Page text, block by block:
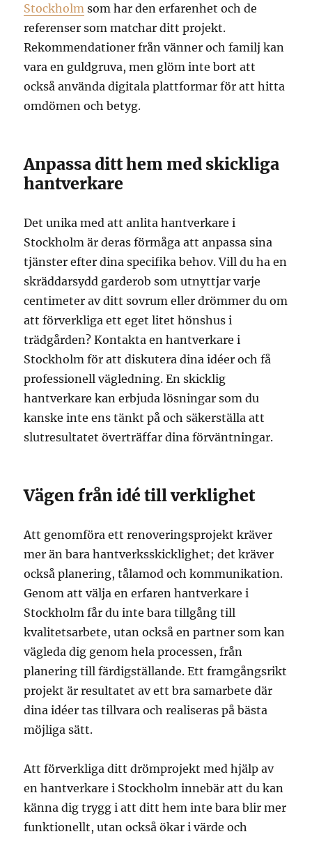
Stockholm som har den erfarenhet och de
referenser som matchar ditt projekt.
Rekommendationer från vänner och familj kan
vara en guldgruva, men glöm inte bort att
också använda digitala plattformar för att hitta
omdömen och betyg.
Anpassa ditt hem med skickliga
hantverkare
Det unika med att anlita hantverkare i
Stockholm är deras förmåga att anpassa sina
tjänster efter dina specifika behov. Vill du ha en
skräddarsydd garderob som utnyttjar varje
centimeter av ditt sovrum eller drömmer du om
att förverkliga ett eget litet hönshus i
trädgården? Kontakta en hantverkare i
Stockholm för att diskutera dina idéer och få
professionell vägledning. En skicklig
hantverkare kan erbjuda lösningar som du
kanske inte ens tänkt på och säkerställa att
slutresultatet överträffar dina förväntningar.
Vägen från idé till verklighet
Att genomföra ett renoveringsprojekt kräver
mer än bara hantverksskicklighet; det kräver
också planering, tålamod och kommunikation.
Genom att välja en erfaren hantverkare i
Stockholm får du inte bara tillgång till
kvalitetsarbete, utan också en partner som kan
vägleda dig genom hela processen, från
planering till färdigställande. Ett framgångsrikt
projekt är resultatet av ett bra samarbete där
dina idéer tas tillvara och realiseras på bästa
möjliga sätt.
Att förverkliga ditt drömprojekt med hjälp av
en hantverkare i Stockholm innebär att du kan
känna dig trygg i att ditt hem inte bara blir mer
funktionellt, utan också ökar i värde och